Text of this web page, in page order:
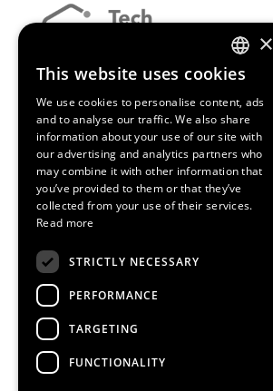
ENGLISH
SPANISH
CATALAN
×
This website uses cookies
We use cookies to personalise content, ads
and to analyse our traffic. We also share
information about your use of our site with
our advertising and analytics partners who
may combine it with other information that
you’ve provided to them or that they’ve
collected from your use of their services.
Read more
STRICTLY NECESSARY
PERFORMANCE
TARGETING
FUNCTIONALITY